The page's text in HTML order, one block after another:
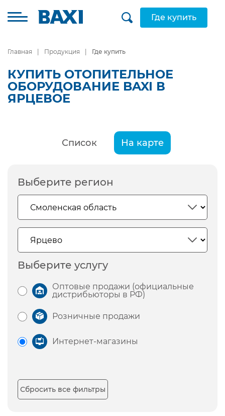
Где купить
Главная Продукция Где купить
КУПИТЬ ОТОПИТЕЛЬНОЕ
ОБОРУДОВАНИЕ BAXI В
ЯРЦЕВОЕ
Список На карте
Выберите регион
Выберите услугу
Оптовые продажи (официальные
дистрибьюторы в РФ)
Розничные продажи
Интернет-магазины
Сбросить все фильтры